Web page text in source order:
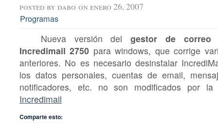
posted by dabo on enero 26, 2007
Programas
Nueva versión delgestor de correo
Incredimail 2750 para windows, que corrige
anteriores. No es necesario desinstalar
los datos personales, cuentas de email,
notificadores, etc. no son modificados por
Incredimail
Comparte esto: